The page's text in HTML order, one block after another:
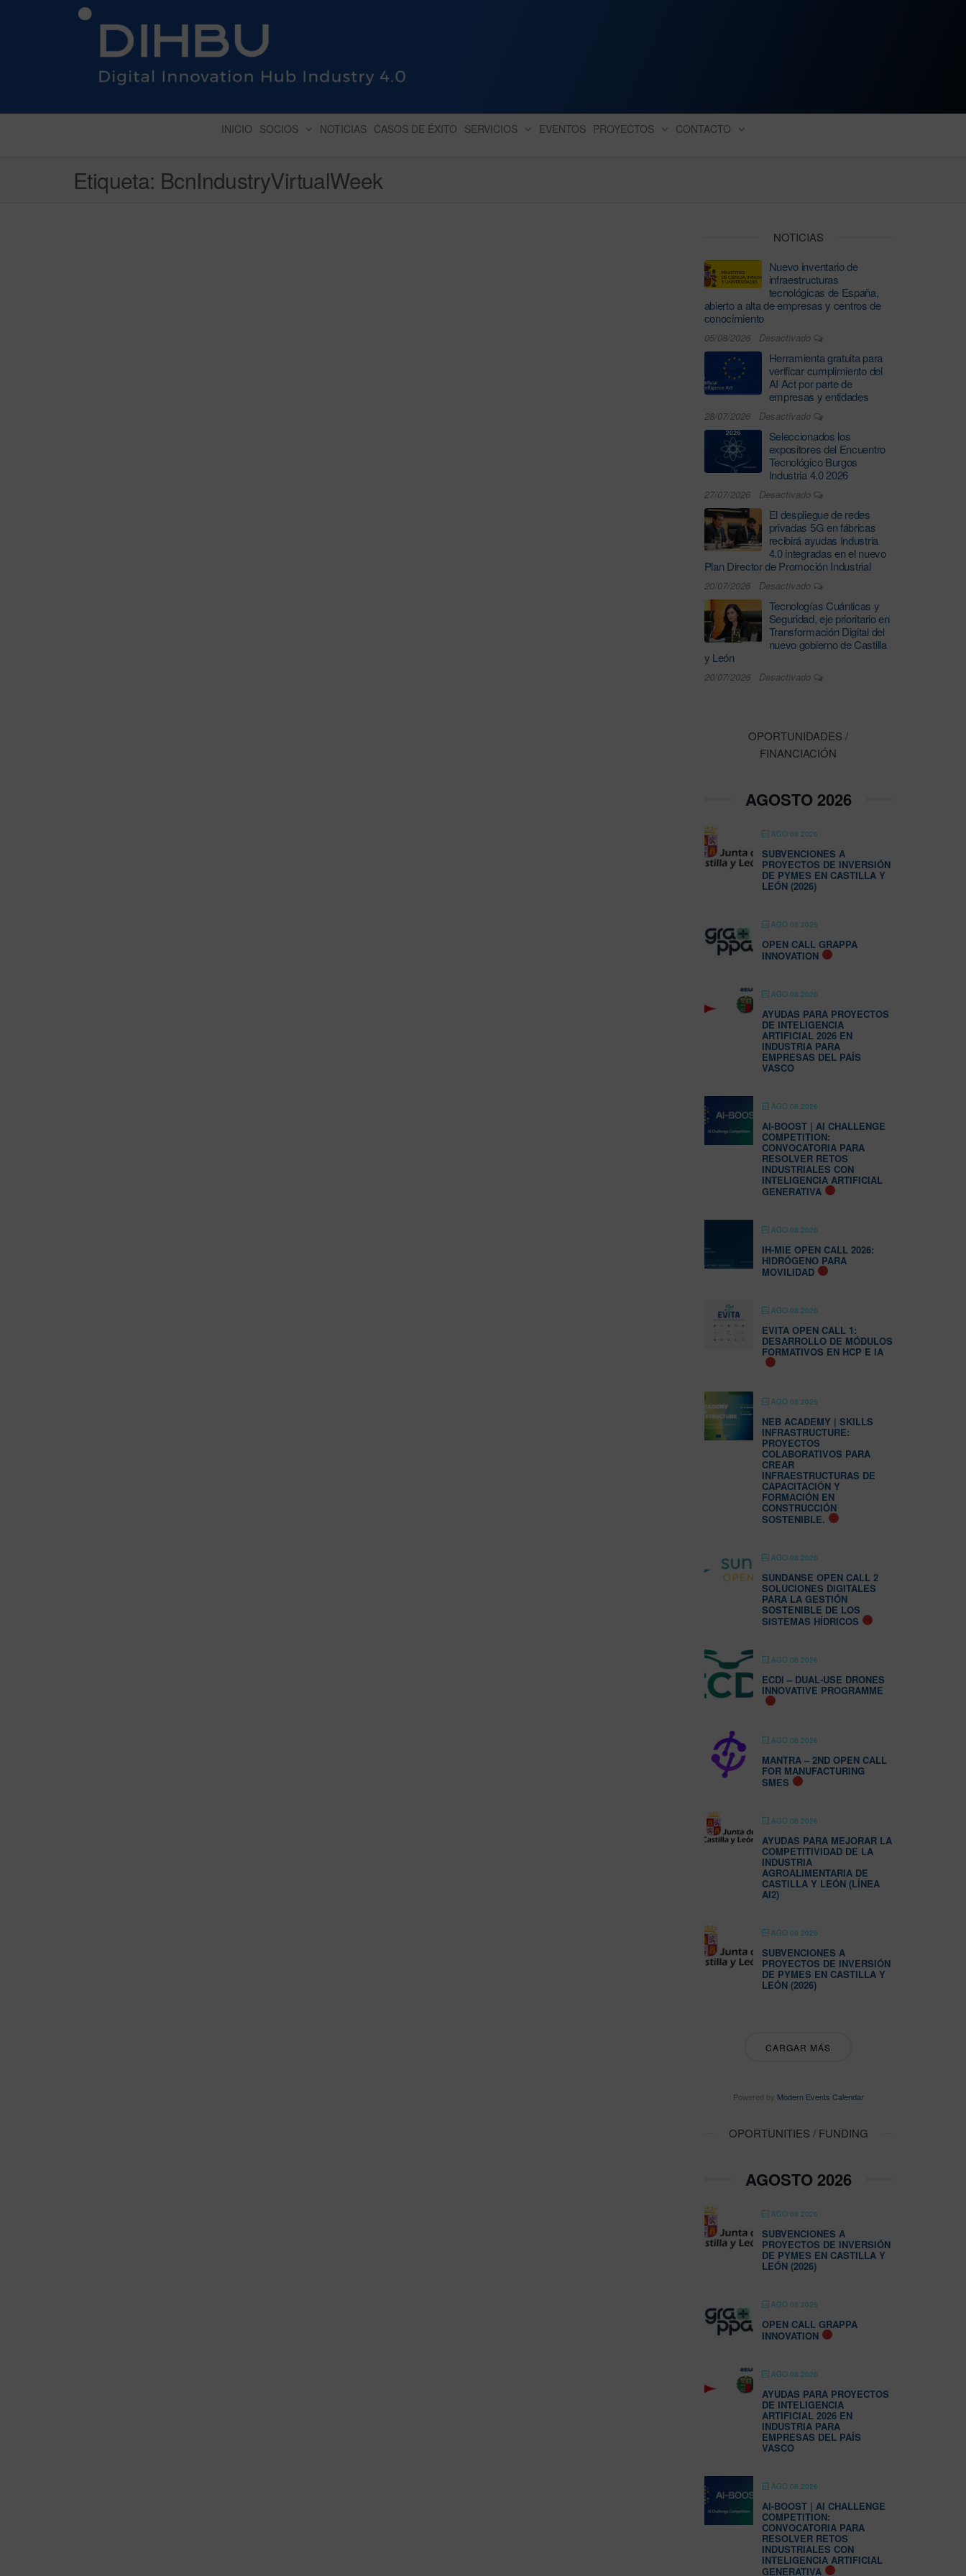
DIGITAL INNOVATION HUB INDUSTRY 4.0
INICIO SOCIOS NOTICIAS CASOS DE ÉXITO SERVICIOS EVENTOS PROYECTOS CONTACTO
Etiqueta: BcnIndustryVirtualWeek
NOTICIAS
Nuevo inventario de
infraestructuras
tecnológicas de España,
abierto a alta de empresas y centros de
conocimiento
05/08/2026 Desactivado
Herramienta gratuita para
verificar cumplimiento del
AI Act por parte de
empresas y entidades
28/07/2026 Desactivado
Seleccionados los
expositores del Encuentro
Tecnológico Burgos
Industria 4.0 2026
27/07/2026 Desactivado
El despliegue de redes
privadas 5G en fábricas
recibirá ayudas Industria
4.0 integradas en el nuevo
Plan Director de Promoción Industrial
20/07/2026 Desactivado
Tecnologías Cuánticas y
Seguridad, eje prioritario en
Transformación Digital del
nuevo gobierno de Castilla
y León
20/07/2026 Desactivado
OPORTUNIDADES /
FINANCIACIÓN
AGOSTO 2026
AGO 08 2026
SUBVENCIONES A
PROYECTOS DE INVERSIÓN
DE PYMES EN CASTILLA Y
LEÓN (2026)
AGO 08 2026
OPEN CALL GRAPPA
INNOVATION
AGO 08 2026
AYUDAS PARA PROYECTOS
DE INTELIGENCIA
ARTIFICIAL 2026 EN
INDUSTRIA PARA
EMPRESAS DEL PAÍS
VASCO
AGO 08 2026
AI-BOOST | AI CHALLENGE
COMPETITION:
CONVOCATORIA PARA
RESOLVER RETOS
INDUSTRIALES CON
INTELIGENCIA ARTIFICIAL
GENERATIVA
AGO 08 2026
IH-MIE OPEN CALL 2026:
HIDRÓGENO PARA
MOVILIDAD
AGO 08 2026
EVITA OPEN CALL 1:
DESARROLLO DE MÓDULOS
FORMATIVOS EN HCP E IA
AGO 08 2026
NEB ACADEMY | SKILLS
INFRASTRUCTURE:
PROYECTOS
COLABORATIVOS PARA
CREAR
INFRAESTRUCTURAS DE
CAPACITACIÓN Y
FORMACIÓN EN
CONSTRUCCIÓN
SOSTENIBLE.
AGO 08 2026
SUNDANSE OPEN CALL 2
SOLUCIONES DIGITALES
PARA LA GESTIÓN
SOSTENIBLE DE LOS
SISTEMAS HÍDRICOS
AGO 08 2026
ECDI – DUAL-USE DRONES
INNOVATIVE PROGRAMME
AGO 08 2026
MANTRA – 2ND OPEN CALL
FOR MANUFACTURING
SMES
AGO 08 2026
AYUDAS PARA MEJORAR LA
COMPETITIVIDAD DE LA
INDUSTRIA
AGROALIMENTARIA DE
CASTILLA Y LEÓN (LÍNEA
AI2)
AGO 09 2026
SUBVENCIONES A
PROYECTOS DE INVERSIÓN
DE PYMES EN CASTILLA Y
LEÓN (2026)
CARGAR MÁS
Powered by Modern Events Calendar
OPORTUNITIES / FUNDING
AGOSTO 2026
AGO 08 2026
SUBVENCIONES A
PROYECTOS DE INVERSIÓN
DE PYMES EN CASTILLA Y
LEÓN (2026)
AGO 08 2026
OPEN CALL GRAPPA
INNOVATION
AGO 08 2026
AYUDAS PARA PROYECTOS
DE INTELIGENCIA
ARTIFICIAL 2026 EN
INDUSTRIA PARA
EMPRESAS DEL PAÍS
VASCO
AGO 08 2026
AI-BOOST | AI CHALLENGE
COMPETITION:
CONVOCATORIA PARA
RESOLVER RETOS
INDUSTRIALES CON
INTELIGENCIA ARTIFICIAL
GENERATIVA